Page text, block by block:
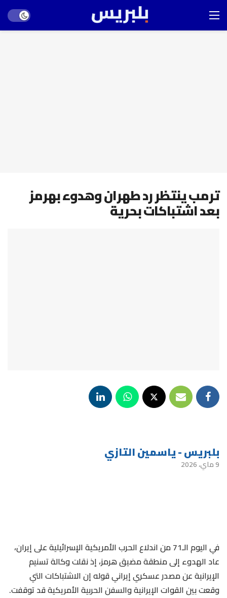
mode
ترمب ينتظر رد طهران وهدوء بهرمز
بعد اشتباكات بحرية
بلبريس - ياسمين التازي
9 ماي، 2026
في اليوم الـ71 من اندلاع الحرب الأمريكية الإسرائيلية على إيران،
عاد الهدوء إلى منطقة مضيق هرمز، إذ نقلت وكالة تسنيم
الإيرانية عن مصدر عسكري إيراني قوله إن الاشتباكات التي
وقعت بين القوات الإيرانية والسفن الحربية الأمريكية قد توقفت.